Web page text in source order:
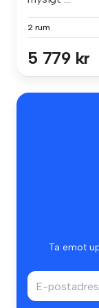
2 rum
5 779 kr
Ta emot